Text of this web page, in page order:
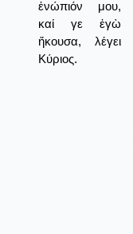
ἐνώπιόν μου,
καί γε ἐγὼ
ἤκουσα, λέγει
Κύριος.